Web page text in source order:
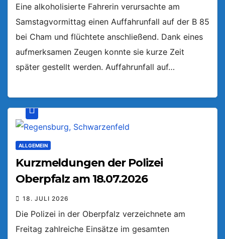
Eine alkoholisierte Fahrerin verursachte am
Samstagvormittag einen Auffahrunfall auf der B 85
bei Cham und flüchtete anschließend. Dank eines
aufmerksamen Zeugen konnte sie kurze Zeit
später gestellt werden. Auffahrunfall auf…
ALLGEMEIN
Kurzmeldungen der Polizei
Oberpfalz am 18.07.2026
18. JULI 2026
Die Polizei in der Oberpfalz verzeichnete am
Freitag zahlreiche Einsätze im gesamten